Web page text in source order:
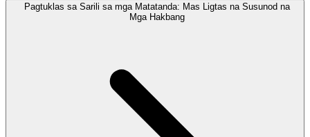
Pagtuklas sa Sarili sa mga Matatanda: Mas Ligtas na Susunod na
Mga Hakbang